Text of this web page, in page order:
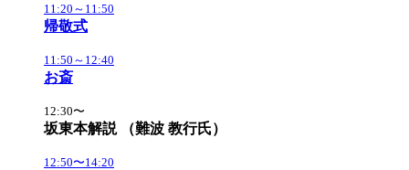
11:20～11:50
帰敬式
11:50～12:40
お斎
12:30〜
坂東本解説 （難波 教行氏）
12:50〜14:20